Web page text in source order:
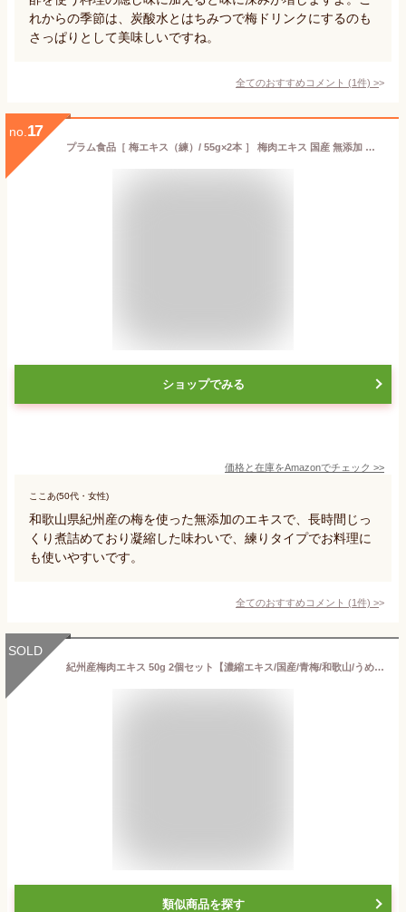
れからの季節は、炭酸水とはちみつで梅ドリンクにするのも
さっぱりとして美味しいですね。
全てのおすすめコメント (1件) >
no. 17
プラム食品［ 梅エキス（練）/ 55g×2本 ］ 梅肉エキス 国産 無添加 和歌山県産
ショップでみる
価格と在庫をAmazonでチェック >>
ここあ(50代・女性)
和歌山県紀州産の梅を使った無添加のエキスで、長時間じっ
くり煮詰めており凝縮した味わいで、練りタイプでお料理に
も使いやすいです。
全てのおすすめコメント (1件) >
SOLD
紀州産梅肉エキス 50g 2個セット【濃縮エキス/国産/青梅/和歌山/うめ/クエン酸/無添加/原料梅のみ/健康/安心国内製造/コプリナ/送料無料】
類似商品を探す